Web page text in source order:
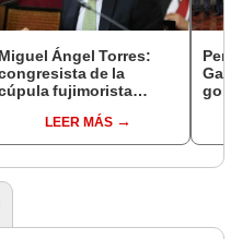
Miguel Ángel Torres:
de la
fujimorista
del SenadoLEER MÁS